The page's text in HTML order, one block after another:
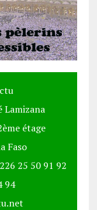
Lamizana
étage
Faso
25 50 91 92
94